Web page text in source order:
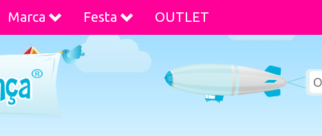
Marca Festa OUTLET